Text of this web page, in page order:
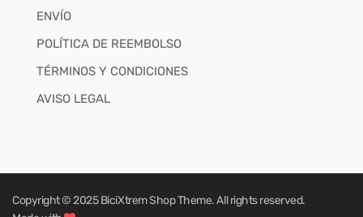
ENVÍO
POLÍTICA DE REEMBOLSO
TÉRMINOS Y CONDICIONES
AVISO LEGAL
Copyright © 2025BiciXtrem ShopTheme. All rights reserved.